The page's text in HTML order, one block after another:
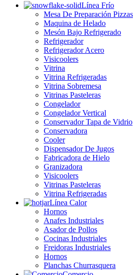
Línea Frío
Mesa De Preparación Pizzas
Maquina de Helado
Mesón Bajo Refrigerado
Refrigerador
Refrigerador Acero
Visicoolers
Vitrina
Vitrina Refrigeradas
Vitrina Sobremesa
Vitrinas Pasteleras
Congelador
Congelador Vertical
Conservador Tapa de Vidrio
Conservadora
Cooler
Dispensador De Jugos
Fabricadora de Hielo
Granizadora
Visicoolers
Vitrinas Pasteleras
Vitrina Refrigeradas
Línea Calor
Hornos
Anafes Industriales
Asador de Pollos
Cocinas Industriales
Freidoras Industriales
Hornos
Planchas Churrasquera